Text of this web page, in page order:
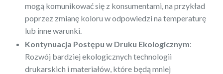
mogą komunikować się z konsumentami, na przykład
poprzez zmianę koloru w odpowiedzi na temperaturę
lub inne warunki.
Kontynuacja Postępu w Druku Ekologicznym:
Rozwój bardziej ekologicznych technologii
drukarskich i materiałów, które będą mniej